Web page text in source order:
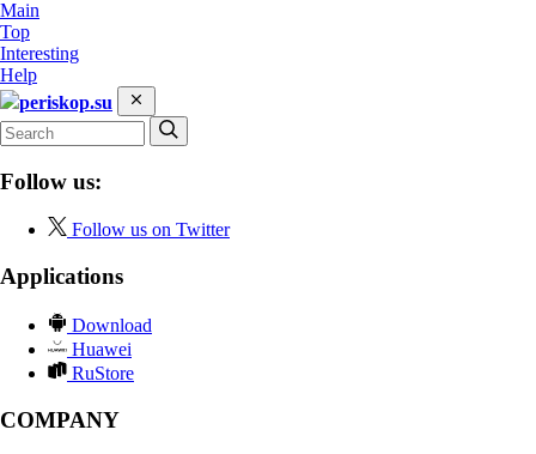
Main
Top
Interesting
Help
periskop.su
Follow us:
Follow us on Twitter
Applications
Download
Huawei
RuStore
COMPANY